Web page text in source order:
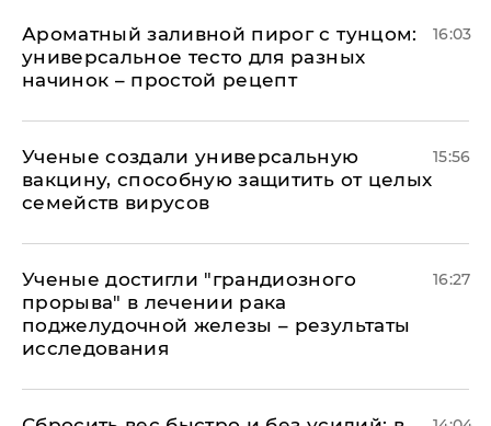
Ароматный заливной пирог с тунцом:
универсальное тесто для разных
начинок – простой рецепт
16:03
Ученые создали универсальную
вакцину, способную защитить от целых
семейств вирусов
15:56
Ученые достигли "грандиозного
прорыва" в лечении рака
поджелудочной железы – результаты
исследования
16:27